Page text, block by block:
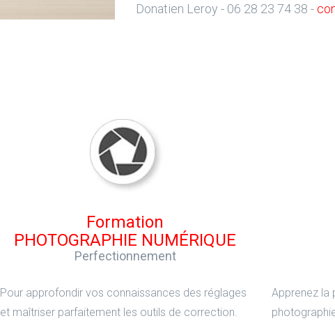
Donatien Leroy - 06 28 23 74 38 -
Formation
PHOTOGRAPHIE NUMÉRIQUE
Perfectionnement
Pour approfondir vos connaissances des réglages
et maîtriser parfaitement les outils de correction.
Apprenez la